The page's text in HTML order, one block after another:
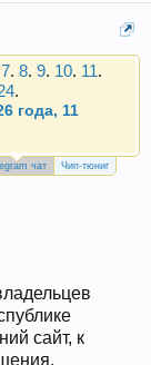
.
года, 11
от
7.8.9.10.11
.
года, 11
чат Чип-тюниг
сайт, к